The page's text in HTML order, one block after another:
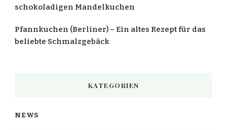
schokoladigen Mandelkuchen
Pfannkuchen (Berliner) – Ein altes Rezept für das
beliebte Schmalzgebäck
KATEGORIEN
NEWS